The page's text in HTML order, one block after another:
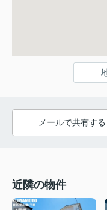
メールで共有する
近隣の物件